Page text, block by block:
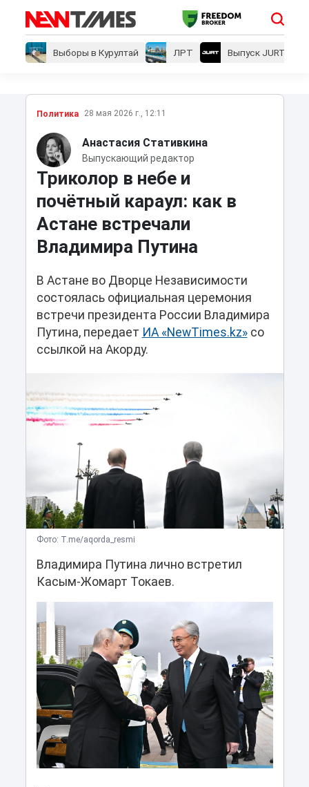
Выборы в Курултай ЛРТ Выпуск JURT
Политика 28 мая 2026 г., 12:11
Анастасия Стативкина
Выпускающий редактор
Триколор в небе и
почётный караул: как в
Астане встречали
Владимира Путина
В Астане во Дворце Независимости
состоялась официальная церемония
встречи президента России Владимира
Путина, передает ИА «NewTimes.kz»со
ссылкой на Акорду.
Фото: T.me/aqorda_resmi
Владимира Путина лично встретил
Касым-Жомарт Токаев.